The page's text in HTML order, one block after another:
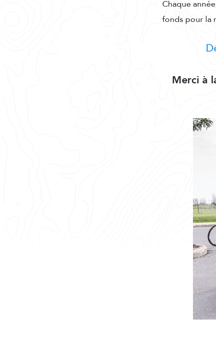
Chaque
fonds pour la
Merci à